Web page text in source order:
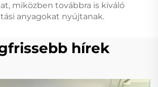
miközben továbbra is kiváló
anyagokat nyújtanak.
hírek